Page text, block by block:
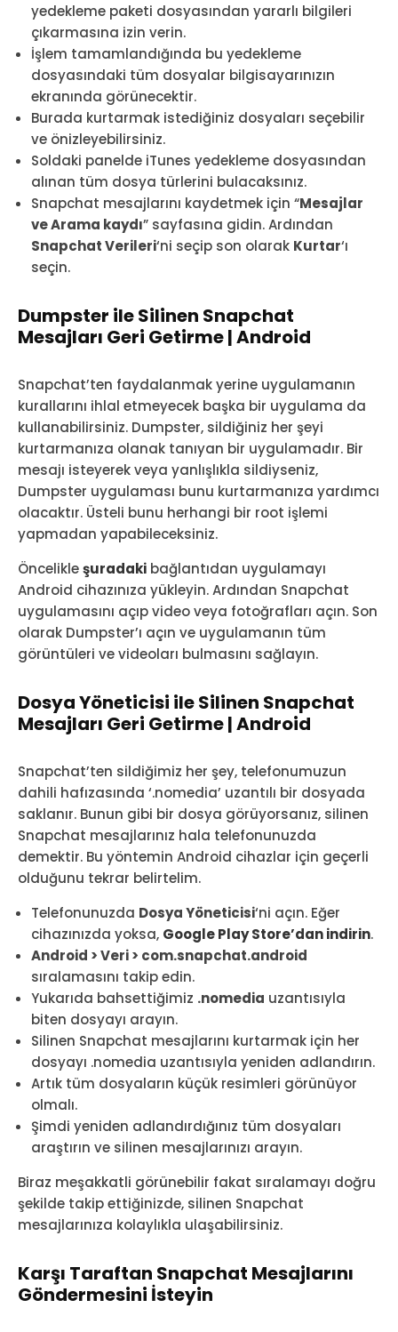
yedekleme paketi dosyasından yararlı bilgileri
çıkarmasına izin verin.
İşlem tamamlandığında bu yedekleme
dosyasındaki tüm dosyalar bilgisayarınızın
ekranında görünecektir.
Burada kurtarmak istediğiniz dosyaları seçebilir
ve önizleyebilirsiniz.
Soldaki panelde iTunes yedekleme dosyasından
alınan tüm dosya türlerini bulacaksınız.
Snapchat mesajlarını kaydetmek için “Mesajlar
ve Arama kaydı” sayfasına gidin. Ardından
Snapchat Verileri‘ni seçip son olarak Kurtar‘ı
seçin.
Dumpster ile Silinen Snapchat
Mesajları Geri Getirme | Android
Snapchat’ten faydalanmak yerine uygulamanın
kurallarını ihlal etmeyecek başka bir uygulama da
kullanabilirsiniz. Dumpster, sildiğiniz her şeyi
kurtarmanıza olanak tanıyan bir uygulamadır. Bir
mesajı isteyerek veya yanlışlıkla sildiyseniz,
Dumpster uygulaması bunu kurtarmanıza yardımcı
olacaktır. Üsteli bunu herhangi bir root işlemi
yapmadan yapabileceksiniz.
Öncelikleşuradaki bağlantıdan uygulamayı
Android cihazınıza yükleyin. Ardından Snapchat
uygulamasını açıp video veya fotoğrafları açın. Son
olarak Dumpster’ı açın ve uygulamanın tüm
görüntüleri ve videoları bulmasını sağlayın.
Dosya Yöneticisi ile Silinen Snapchat
Mesajları Geri Getirme | Android
Snapchat’ten sildiğimiz her şey, telefonumuzun
dahili hafızasında ‘.nomedia’ uzantılı bir dosyada
saklanır. Bunun gibi bir dosya görüyorsanız, silinen
Snapchat mesajlarınız hala telefonunuzda
demektir. Bu yöntemin Android cihazlar için geçerli
olduğunu tekrar belirtelim.
Telefonunuzda Dosya Yöneticisi‘ni açın. Eğer
cihazınızda yoksa, Google Play Store’dan indirin.
Android > Veri > com.snapchat.android
sıralamasını takip edin.
Yukarıda bahsettiğimiz .nomedia uzantısıyla
biten dosyayı arayın.
Silinen Snapchat mesajlarını kurtarmak için her
dosyayı .nomedia uzantısıyla yeniden adlandırın.
Artık tüm dosyaların küçük resimleri görünüyor
olmalı.
Şimdi yeniden adlandırdığınız tüm dosyaları
araştırın ve silinen mesajlarınızı arayın.
Biraz meşakkatli görünebilir fakat sıralamayı doğru
şekilde takip ettiğinizde, silinen Snapchat
mesajlarınıza kolaylıkla ulaşabilirsiniz.
Karşı Taraftan Snapchat Mesajlarını
Göndermesini İsteyin